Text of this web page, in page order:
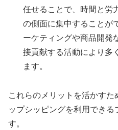
任せることで、時間と労
の側面に集中することが
ーケティングや商品開発
接貢献する活動により多
ます。
これらのメリットを活かす
ップシッピングを利用できる
す。